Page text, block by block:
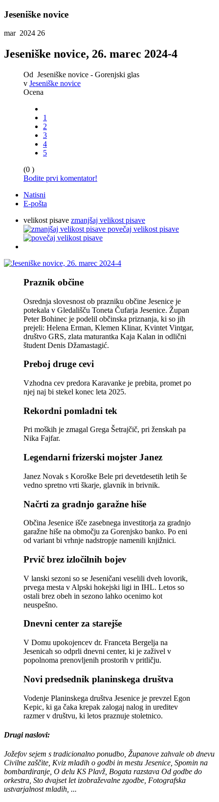
Jeseniške novice
mar 2024 26
Jeseniške novice, 26. marec 2024-4
Od Jeseniške novice - Gorenjski glas
v Jeseniške novice
Ocena
1
2
3
4
5
(0 )
Bodite prvi komentator!
Natisni
E-pošta
velikost pisave zmanjšaj velikost pisave
povečaj velikost pisave
Praznik občine
Osrednja slovesnost ob prazniku občine Jesenice je
potekala v Gledališču Toneta Čufarja Jesenice. Župan
Peter Bohinec je podelil občinska priznanja, ki so jih
prejeli: Helena Erman, Klemen Klinar, Kvintet Vintgar,
društvo GRS, zlata maturantka Kaja Kalan in odlični
študent Denis Džamastagić.
Preboj druge cevi
Vzhodna cev predora Karavanke je prebita, promet po
njej naj bi stekel konec leta 2025.
Rekordni pomladni tek
Pri moških je zmagal Grega Šetrajčič, pri ženskah pa
Nika Fajfar.
Legendarni frizerski mojster Janez
Janez Novak s Koroške Bele pri devetdesetih letih še
vedno spretno vrti škarje, glavnik in brivnik.
Načrti za gradnjo garažne hiše
Občina Jesenice išče zasebnega investitorja za gradnjo
garažne hiše na območju za Gorenjsko banko. Po eni
od variant bi vrhnje nadstropje namenili knjižnici.
Prvič brez izločilnih bojev
V lanski sezoni so se Jeseničani veselili dveh lovorik,
prvega mesta v Alpski hokejski ligi in IHL. Letos so
ostali brez obeh in sezono lahko ocenimo kot
neuspešno.
Dnevni center za starejše
V Domu upokojencev dr. Franceta Bergelja na
Jesenicah so odprli dnevni center, ki je zaživel v
popolnoma prenovljenih prostorih v pritličju.
Novi predsednik planinskega društva
Vodenje Planinskega društva Jesenice je prevzel Egon
Kepic, ki ga čaka krepak zalogaj nalog in ureditev
razmer v društvu, ki letos praznuje stoletnico.
Drugi naslovi:
Jožefov sejem s tradicionalno ponudbo, Županove zahvale ob dnevu
Civilne zaščite, Kviz mladih o godbi in mestu Jesenice, Spomin na
bombardiranje, O delu KS Plavž, Bogata razstava Od godbe do
orkestra, Sto dvajset let izobraževalne zgodbe, Fotografska
ustvarjalnost mladih, ...